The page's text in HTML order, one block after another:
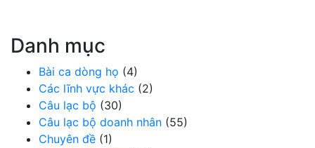
Danh mục
Bài ca dòng họ (4)
Các lĩnh vực khác (2)
Câu lạc bộ (30)
Câu lạc bộ doanh nhân (55)
Chuyên đề (1)